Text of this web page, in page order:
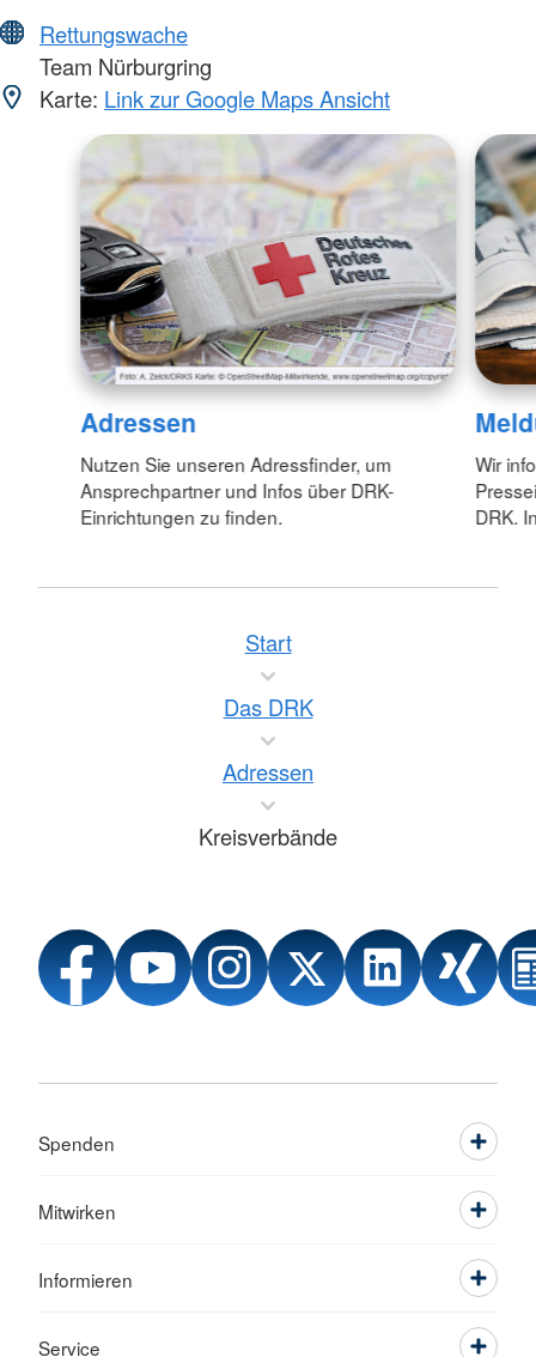
Rettungswache
Team Nürburgring
Karte: Link zur Google Maps Ansicht
Adressen
Nutzen Sie unseren Adressfinder, um
Ansprechpartner und Infos über DRK-
Einrichtungen zu finden.
Wir
DRK.
Start
Das DRK
Adressen
Kreisverbände
Spenden
Mitwirken
Informieren
Service